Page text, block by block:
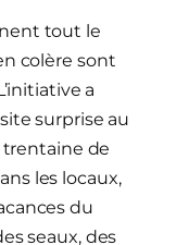
tout le
colère sont
a
surprise au
trentaine de
les locaux,
du
seaux, des